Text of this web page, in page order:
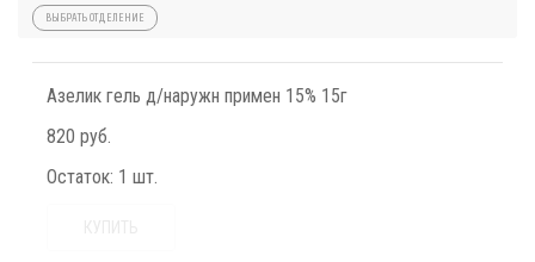
ВЫБРАТЬ ОТДЕЛЕНИЕ
Азелик гель д/наружн примен 15% 15г
820 руб.
Остаток: 1 шт.